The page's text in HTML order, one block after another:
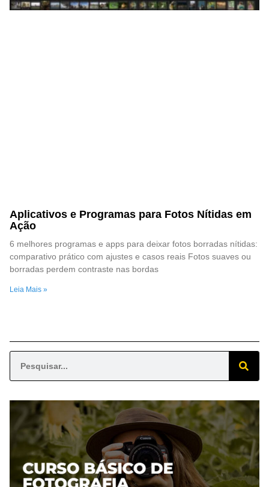
Aplicativos e Programas para Fotos Nítidas em
Ação
6 melhores programas e apps para deixar fotos borradas nítidas:
comparativo prático com ajustes e casos reais Fotos suaves ou
borradas perdem contraste nas bordas
Leia Mais »